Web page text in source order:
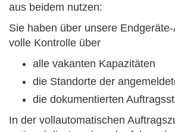
aus beidem nutzen:
Sie haben über unsere
volle Kontrolle über
alle vakanten Kapazitäten
die Standorte der
die dokumentierten
In der vollautomatischen